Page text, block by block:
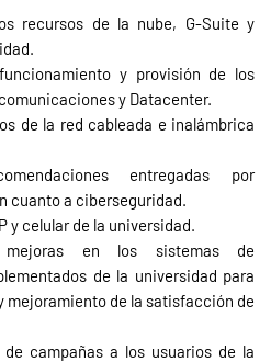
recursos de la nube, G-Suite y
y provisión de los
y Datacenter.
de la red cableada e inalámbrica
entregadas por
cuanto a ciberseguridad.
y celular de la universidad.
en los sistemas de
de la universidad para
mejoramiento de la satisfacción de
campañas a los usuarios de la